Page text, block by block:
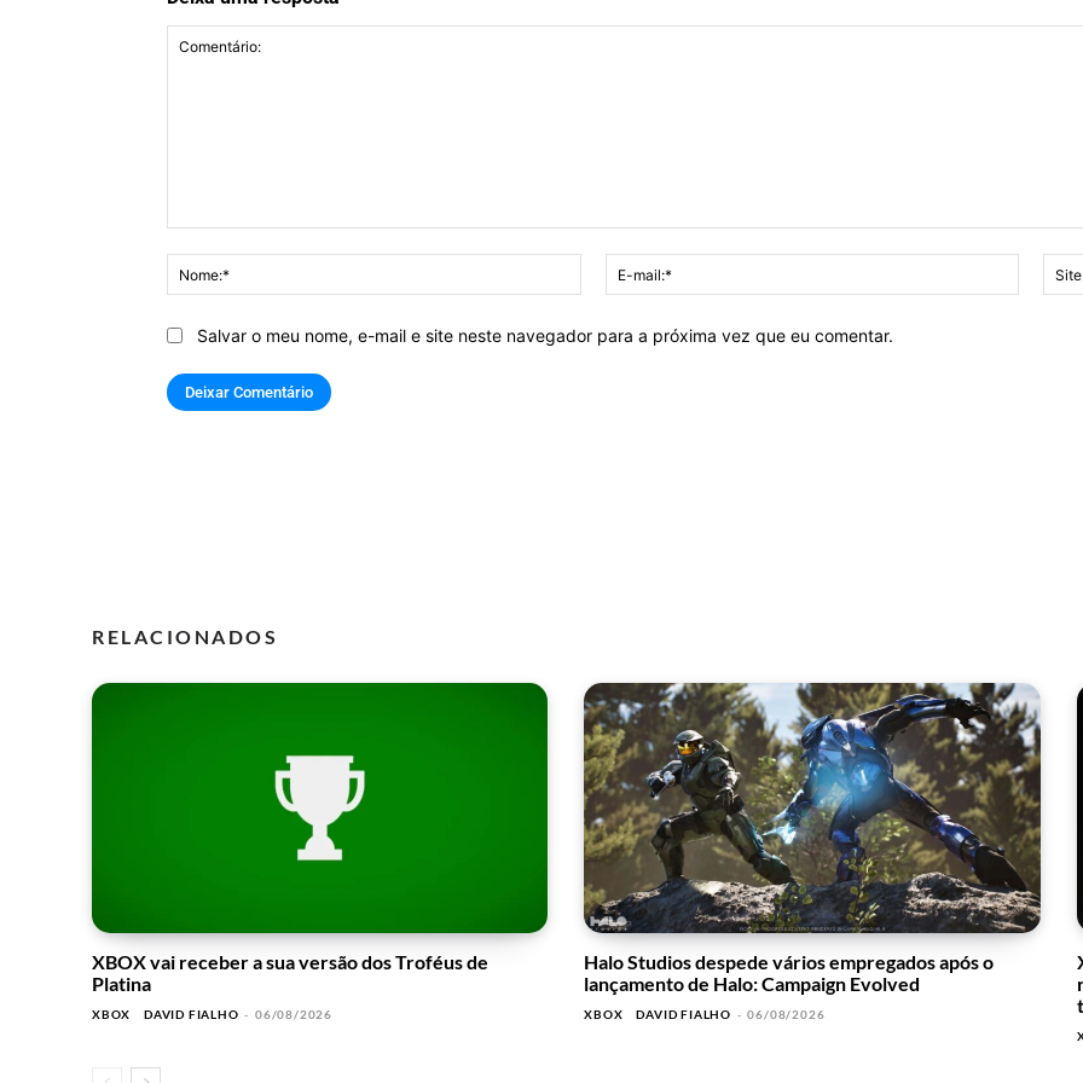
Nome:*
mail:*
Salvar o meu nome, e-mail e site neste navegador para a próxima vez que eu comentar.
RELACIONADOS
XBOX vai receber a sua versão dos Troféus de
Platina
XBOX DAVID FIALHO - 06/08/2026
Halo Studios despede vários empregados após o
lançamento de Halo: Campaign Evolved
XBOX DAVID FIALHO - 06/08/2026